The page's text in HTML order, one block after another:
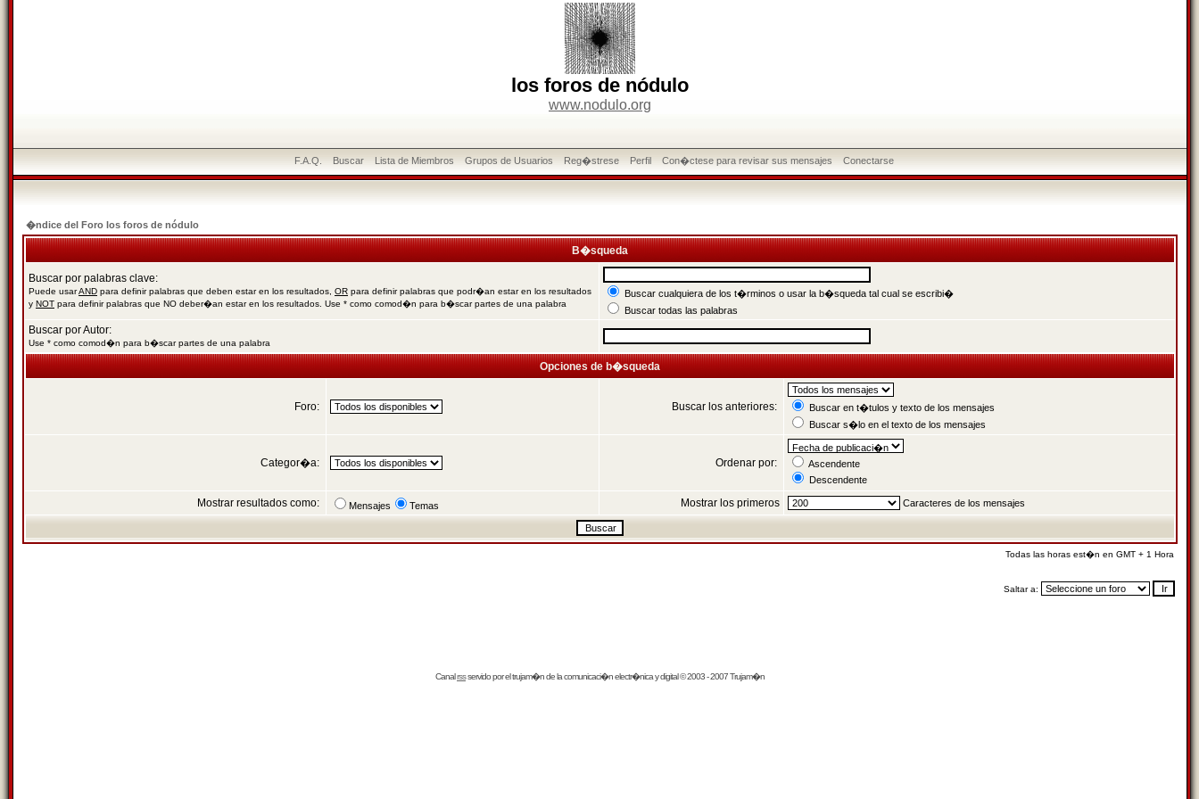
los foros de nódulo
www.nodulo.org
F.A.Q. Buscar Lista de Miembros Grupos de Usuarios Reg�strese Perfil Con�ctese para revisar sus mensajes Conectarse
�ndice del Foro los foros de nódulo
B�squeda
Buscar por palabras clave:
Puede usarAND para definir palabras que deben estar en los resultados, OR para definir palabras que podr�an estar en los resultados
y NOT para definir palabras que NO deber�an estar en los resultados. Use * como comod�n para b�scar partes de una palabra
Buscar cualquiera de los t�rminos o usar la b�squeda tal cual se escribi�
Buscar todas las palabras
Buscar por Autor:
Use * como comod�n para b�scar partes de una palabra
Opciones de b�squeda
Foro: Buscar los anteriores:
Buscar en t�tulos y texto de los mensajes
Buscar s�lo en el texto de los mensajes
Categor�a: Ordenar por:
Ascendente
Descendente
Mostrar resultados como: Mensajes Temas Mostrar los primeros Caracteres de los mensajes
Todas las horas est�n en GMT + 1 Hora
Saltar a:
Canalrssservido por eltrujam�nde la comunicaci�n electr�nica y digital © 2003 - 2007 Trujam�n